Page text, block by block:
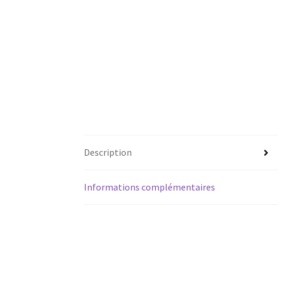
Description
Informations complémentaires